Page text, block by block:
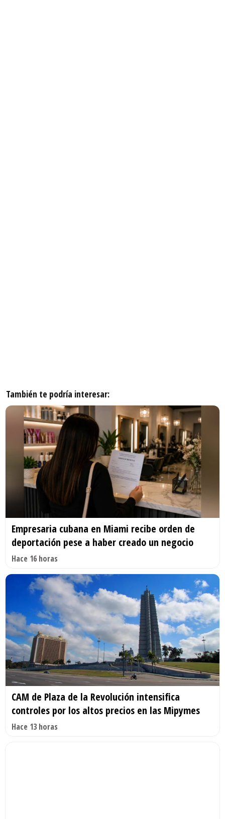
También te podría interesar:
Empresaria cubana en Miami recibe orden de
deportación pese a haber creado un negocio
Hace 16 horas
CAM de Plaza de la Revolución intensifica
controles por los altos precios en las Mipymes
Hace 13 horas